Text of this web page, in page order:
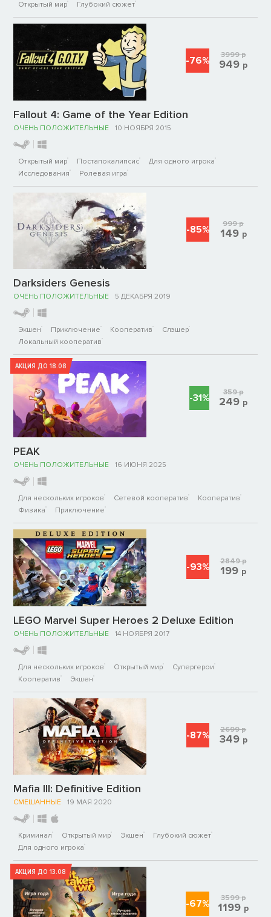
Открытый мир
Глубокий сюжет
Fallout 4: Game of the Year Edition
ОЧЕНЬ ПОЛОЖИТЕЛЬНЫЕ 10 НОЯБРЯ 2015
Открытый мир Постапокалипсис
Для одного игрока
Исследования
Ролевая игра
-76% 3999р
949 р
Darksiders Genesis
ОЧЕНЬ ПОЛОЖИТЕЛЬНЫЕ 5 ДЕКАБРЯ 2019
Экшен Приключение Кооператив
Слэшер
Локальный кооператив
-85% 999р
149 р
АКЦИЯ ДО 18.08
PEAK
ОЧЕНЬ ПОЛОЖИТЕЛЬНЫЕ 16 ИЮНЯ 2025
Для нескольких игроков Сетевой кооператив
Кооператив
Физика
Приключение
-31% 359р
249 р
LEGO Marvel Super Heroes 2 Deluxe Edition
ОЧЕНЬ ПОЛОЖИТЕЛЬНЫЕ 14 НОЯБРЯ 2017
Для нескольких игроков Открытый мир
Супергерои
Кооператив
Экшен
-93% 2849р
199 р
Mafia III: Definitive Edition
СМЕШАННЫЕ 19 МАЯ 2020
Криминал Открытый мир Экшен
Глубокий сюжет
Для одного игрока
-87% 2699р
349 р
АКЦИЯ ДО 13.08
-67% 3599р
1199 р